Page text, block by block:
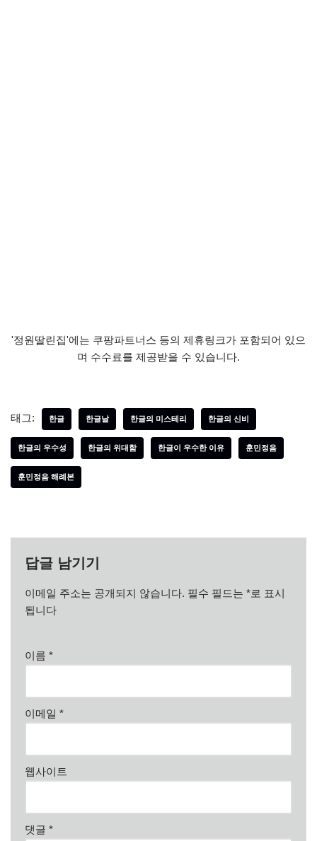
'정원딸린집'에는 쿠팡파트너스 등의 제휴링크가 포함되어 있으
며 수수료를 제공받을 수 있습니다.
태그: 한글 한글날 한글의 미스테리 한글의 신비
한글의 우수성 한글의 위대함 한글이 우수한 이유 훈민정음
훈민정음 해례본
답글 남기기
이메일 주소는 공개되지 않습니다. 필수 필드는 *로 표시
됩니다
이름 *
이메일 *
웹사이트
댓글 *